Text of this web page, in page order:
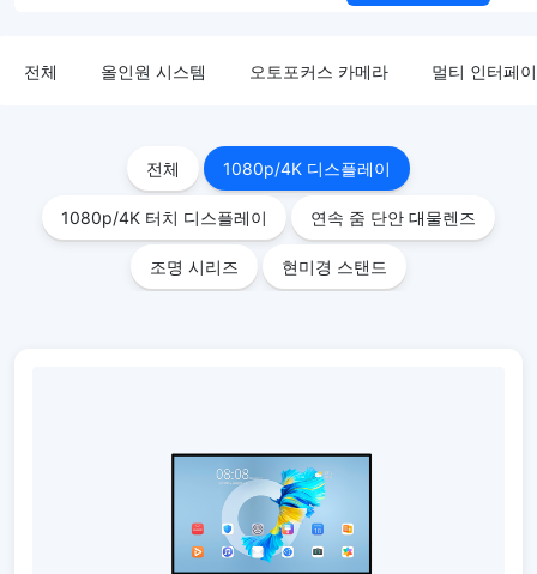
전체 올인원 시스템 오토포커스 카메라 멀티 인터페
전체 1080p/4K 디스플레이
1080p/4K 터치 디스플레이 연속 줌 단안 대물렌즈
조명 시리즈 현미경 스탠드